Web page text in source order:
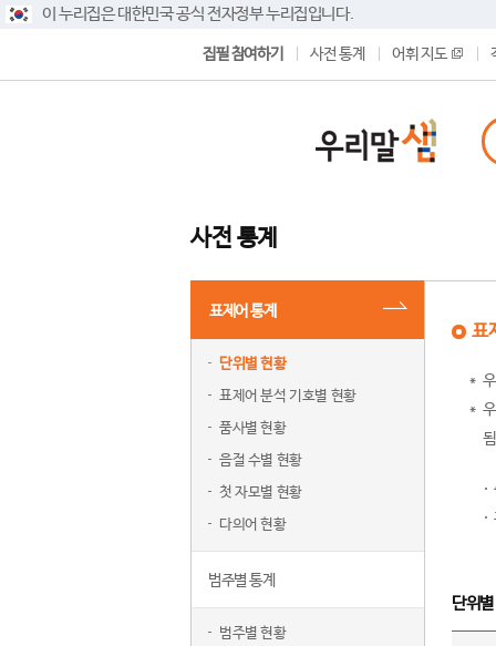
이 누리집은 대한민국 공식 전자정부 누리집입니다.
집필 참여하기 사전 통계 어휘 지도
사전 통계
표제어 통계
단위별 현황
표제어 분석 기호별 현황
품사별 현황
음절 수별 현황
첫 자모별 현황
다의어 현황
범주별 통계
범주별 현황
표
단위